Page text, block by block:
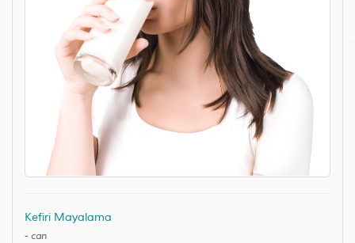
Kefiri Mayalama
- can